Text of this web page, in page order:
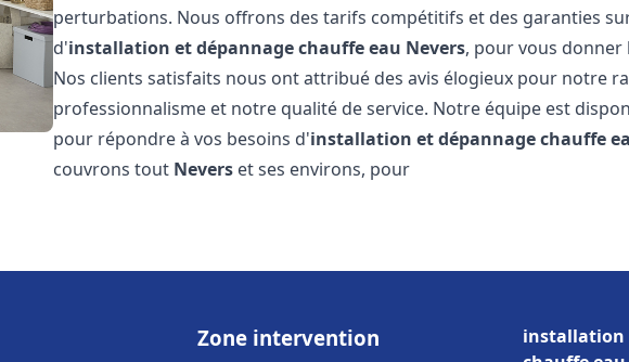
perturbations. Nous offrons des tarifs compétitifs et des garanties
d'installation et dépannage chauffe eau Nevers, pour vous
Nos clients satisfaits nous ont attribué des avis élogieux pour notre
professionnalisme et notre qualité de service. Notre équipe est
pour répondre à vos besoins d'installation et dépannage chauffe
couvrons tout Nevers et ses environs, pour
Zone intervention
installation